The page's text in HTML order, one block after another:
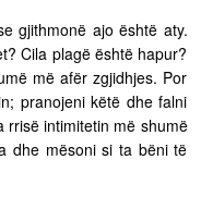
gjithmonë ajo është aty.
Cila plagë është hapur?
më afër zgjidhjes. Por
pranojeni këtë dhe falni
rrisë intimitetin më shumë
dhe mësoni si ta bëni të